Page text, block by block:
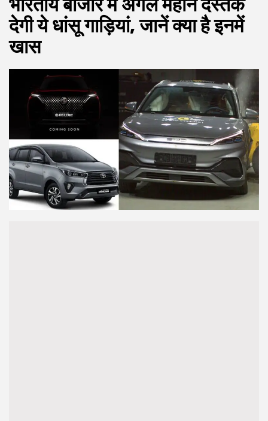
भारतीय बाजार में अगले महीने दस्तक
देगी ये धांसू गाड़ियां, जानें क्या है इनमें
खास